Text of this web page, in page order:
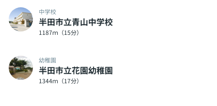
中学校
半田市立青山中学校
1187ｍ（15分）
幼稚園
半田市立花園幼稚園
1344ｍ（17分）